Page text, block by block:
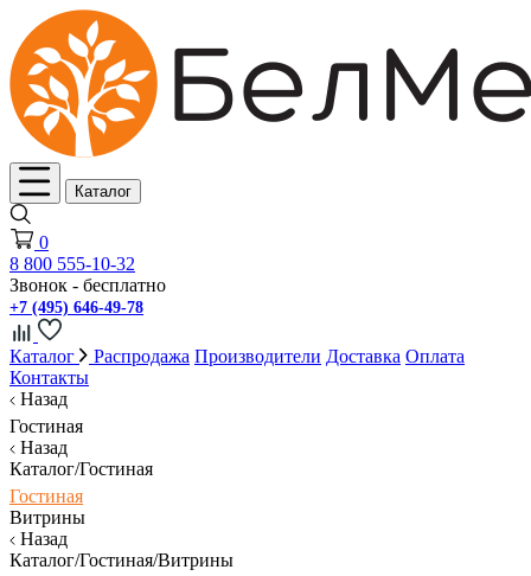
Каталог
0
8 800 555-10-32
Звонок - бесплатно
+7 (495) 646-49-78
Каталог Распродажа Производители Доставка Оплата
Контакты
Назад
Гостиная
Назад
Каталог/Гостиная
Гостиная
Витрины
Назад
Каталог/Гостиная/Витрины